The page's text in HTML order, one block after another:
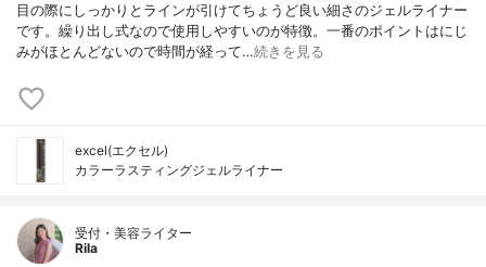
目の際にしっかりとラインが引けてちょうど良い細さのジェルライナー
です。繰り出し式なので使用しやすいのが特徴。一番のポイントはにじ
みがほとんどないので時間が経って…続きを見る
excel(エクセル)
カラーラスティングジェルライナー
受付・美容ライター
Rila